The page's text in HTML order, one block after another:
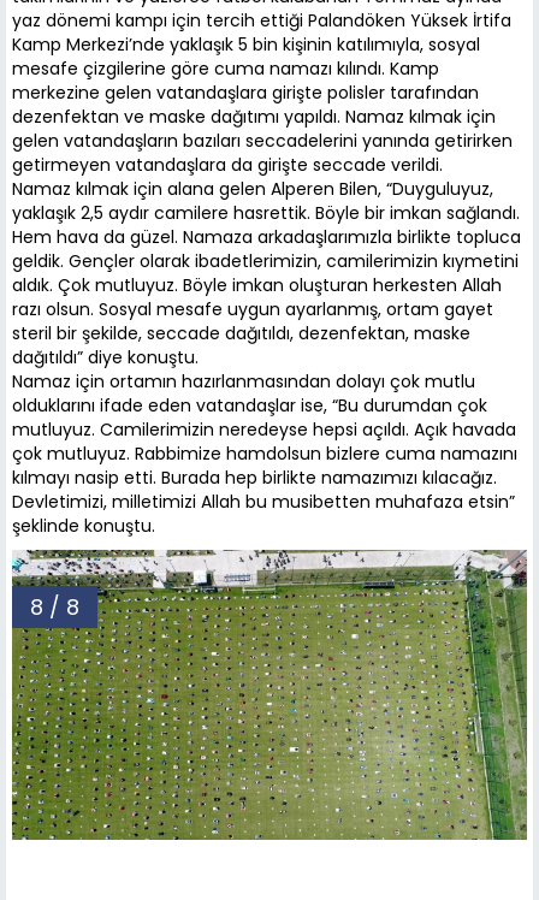
yaz dönemi kampı için tercih ettiği Palandöken Yüksek İrtifa
Kamp Merkezi’nde yaklaşık 5 bin kişinin katılımıyla, sosyal
mesafe çizgilerine göre cuma namazı kılındı. Kamp
merkezine gelen vatandaşlara girişte polisler tarafından
dezenfektan ve maske dağıtımı yapıldı. Namaz kılmak için
gelen vatandaşların bazıları seccadelerini yanında getirirken
getirmeyen vatandaşlara da girişte seccade verildi.
Namaz kılmak için alana gelen Alperen Bilen, “Duyguluyuz,
yaklaşık 2,5 aydır camilere hasrettik. Böyle bir imkan sağlandı.
Hem hava da güzel. Namaza arkadaşlarımızla birlikte topluca
geldik. Gençler olarak ibadetlerimizin, camilerimizin kıymetini
aldık. Çok mutluyuz. Böyle imkan oluşturan herkesten Allah
razı olsun. Sosyal mesafe uygun ayarlanmış, ortam gayet
steril bir şekilde, seccade dağıtıldı, dezenfektan, maske
dağıtıldı” diye konuştu.
Namaz için ortamın hazırlanmasından dolayı çok mutlu
olduklarını ifade eden vatandaşlar ise, “Bu durumdan çok
mutluyuz. Camilerimizin neredeyse hepsi açıldı. Açık havada
çok mutluyuz. Rabbimize hamdolsun bizlere cuma namazını
kılmayı nasip etti. Burada hep birlikte namazımızı kılacağız.
Devletimizi, milletimizi Allah bu musibetten muhafaza etsin”
şeklinde konuştu.
8 / 8